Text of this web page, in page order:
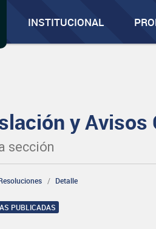
INSTITUCIONAL
y Avisos
sección
Detalle
PUBLICADAS